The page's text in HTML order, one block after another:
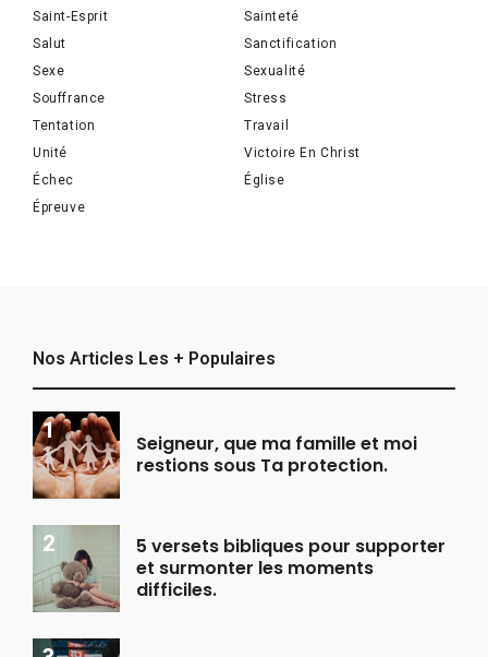
Saint-Esprit
Sainteté
Salut
Sanctification
Sexe
Sexualité
Souffrance
Stress
Tentation
Travail
Unité
Victoire En Christ
Échec
Église
Épreuve
Nos Articles Les + Populaires
Seigneur, que ma famille et moi
restions sous Ta protection.
5 versets bibliques pour supporter
et surmonter les moments
difficiles.